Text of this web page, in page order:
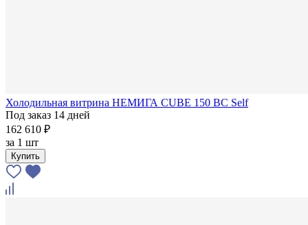
Холодильная витрина НЕМИГА CUBE 150 ВС Self
Под заказ 14 дней
162 610 ₽
за 1 шт
Купить